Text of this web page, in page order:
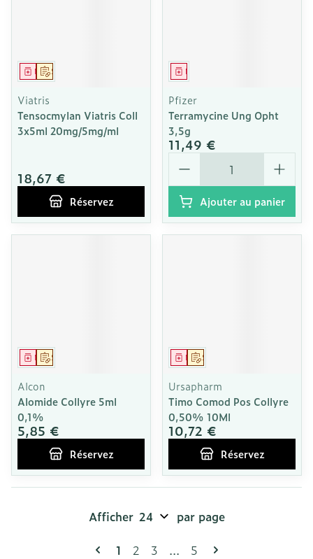
Sur prescription
Médicament
Viatris
Tensocmylan Viatris Coll
3x5ml 20mg/5mg/ml
18,67 €
Réservez
Médicament
Pfizer
Terramycine Ung Opht
3,5g
11,49 €
Quantité
Ajouter au panier
Sur prescription
Médicament
Alcon
Alomide Collyre 5ml
0,1%
5,85 €
Réservez
Sur prescription
Médicament
Ursapharm
Timo Comod Pos Collyre
0,50% 10Ml
10,72 €
Réservez
Pages
Vous lisez actuellement la page
1 Page
2 Page
3 ... Page
5
Afficher par page